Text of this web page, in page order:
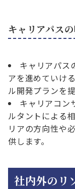
キャリアパス
キャリアパス
アを進めていけ
ル開発プランを提
キャリアコン
ルタントによる
リアの方向性や
供します。
社内外のリ